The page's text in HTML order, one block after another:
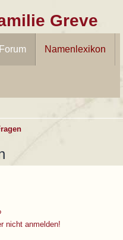
Greve
Forum Namenlexikon
nicht anmelden!